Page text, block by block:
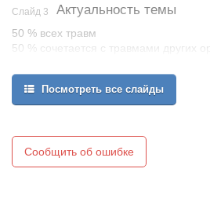
Слайд 3 Актуальность темы
50 % всех травм
50 % сочетается с травмами других
Тяжелые формы ЧМТ > 40% случаев,
Высокая инвалидизация
В основном страдает трудоспособный
Посмотреть все слайды
Сообщить об ошибке